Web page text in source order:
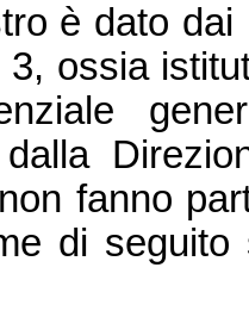
è dato
ossia
dalla
fanno
di